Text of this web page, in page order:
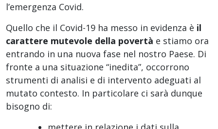
l’emergenza Covid.
Quello che il Covid-19 ha messo in evidenza è il
carattere mutevole della povertà e stiamo ora
entrando in una nuova fase nel nostro Paese. Di
fronte a una situazione “inedita”, occorrono
strumenti di analisi e di intervento adeguati al
mutato contesto. In particolare ci sarà dunque
bisogno di: